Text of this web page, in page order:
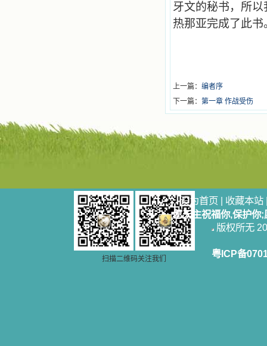
牙文的秘书，所
热那亚完成了此书
上一篇： 编者序
下一篇： 第一章 作战受伤
扫描二维码关注我们
设为首页 | 收藏本站
愿天主祝福你,保护你
版权所无
粤ICP备